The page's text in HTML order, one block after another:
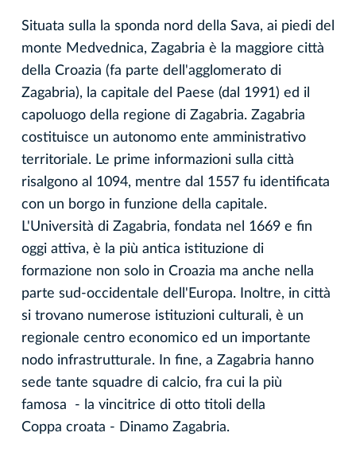
Situata sulla la sponda nord della Sava, ai piedi del
monte Medvednica, Zagabria è la maggiore città
della Croazia (fa parte dell'agglomerato di
Zagabria), la capitale del Paese (dal 1991) ed il
capoluogo della regione di Zagabria. Zagabria
costituisce un autonomo ente amministrativo
territoriale. Le prime informazioni sulla città
risalgono al 1094, mentre dal 1557 fu identificata
con un borgo in funzione della capitale.
L'Università di Zagabria, fondata nel 1669 e fin
oggi attiva, è la più antica istituzione di
formazione non solo in Croazia ma anche nella
parte sud-occidentale dell'Europa. Inoltre, in città
si trovano numerose istituzioni culturali, è un
regionale centro economico ed un importante
nodo infrastrutturale. In fine, a Zagabria hanno
sede tante squadre di calcio, fra cui la più
famosa - la vincitrice di otto titoli della
Coppa croata - Dinamo Zagabria.